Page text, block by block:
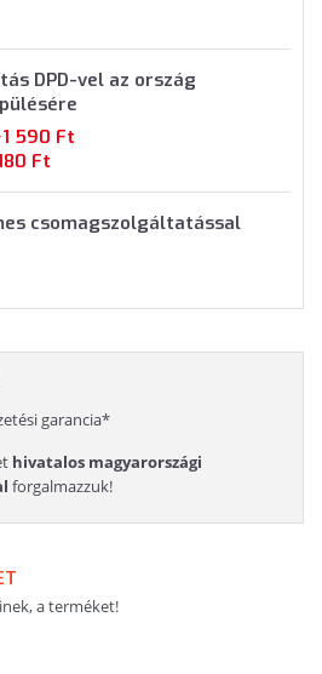
DPD-vel az ország
590 Ft
Ft
csomagszolgáltatással
garancia*
hivatalos magyarországi
forgalmazzuk!
a terméket!